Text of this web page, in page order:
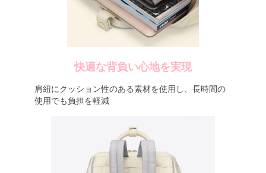
快適な背負い心地を実現
肩紐にクッション性のある素材を使用し、長時間の
使用でも負担を軽減